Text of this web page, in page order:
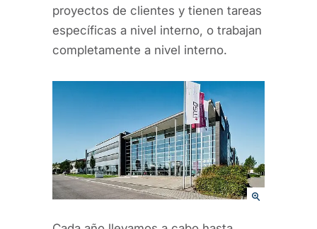
proyectos de clientes y tienen tareas
específicas a nivel interno, o trabajan
completamente a nivel interno.